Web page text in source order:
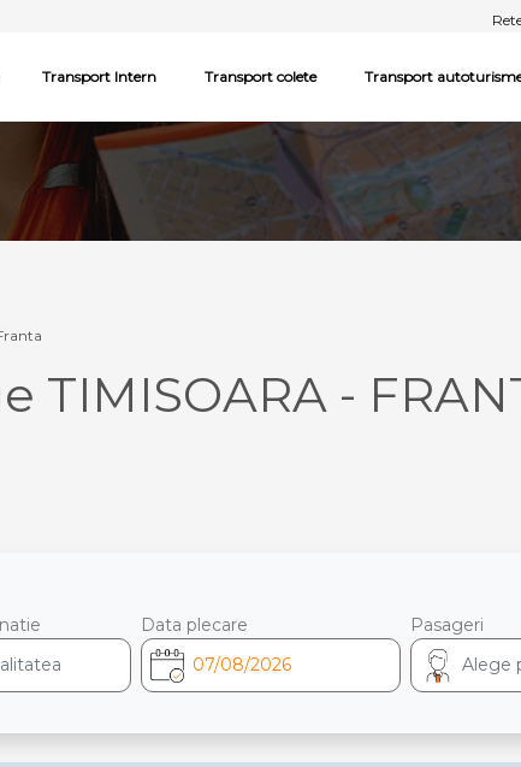
Transport Intern Transport colete Transport
TIMISOARA -
Data plecare Pasageri